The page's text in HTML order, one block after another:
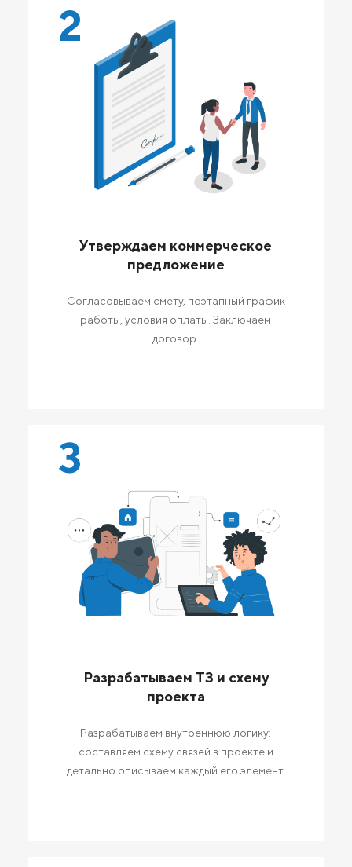
2
Утверждаем коммерческое
предложение
Согласовываем смету, поэтапный график
работы, условия оплаты. Заключаем
договор.
3
Разрабатываем ТЗ и схему
проекта
Разрабатываем внутреннюю логику:
составляем схему связей в проекте и
детально описываем каждый его элемент.